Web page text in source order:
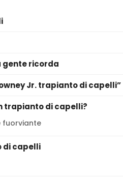
gente ricorda
Jr. trapianto di capelli”
trapianto di capelli?
fuorviante
di capelli